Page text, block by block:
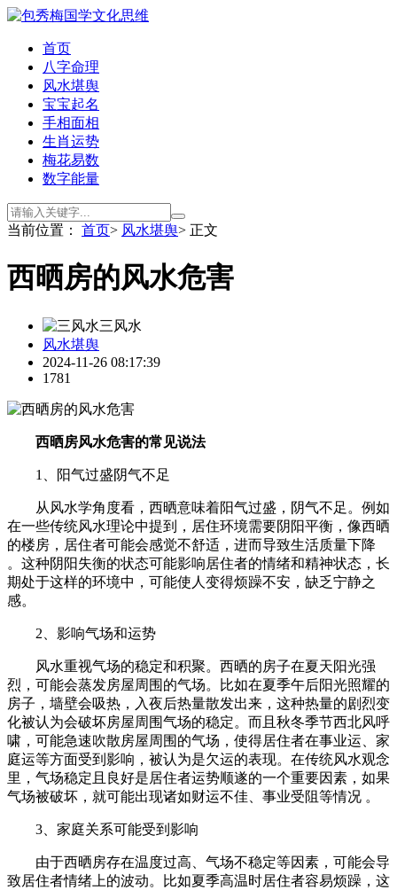
首页
八字命理
风水堪舆
宝宝起名
手相面相
生肖运势
梅花易数
数字能量
当前位置： 首页> 风水堪舆> 正文
西晒房的风水危害
三风水
风水堪舆
2024-11-26 08:17:39
1781
西晒房风水危害的常见说法
1、阳气过盛阴气不足
从风水学角度看，西晒意味着阳气过盛，阴气不足。例如
在一些传统风水理论中提到，居住环境需要阴阳平衡，像西晒
的楼房，居住者可能会感觉不舒适，进而导致生活质量下降
。这种阴阳失衡的状态可能影响居住者的情绪和精神状态，长
期处于这样的环境中，可能使人变得烦躁不安，缺乏宁静之
感。
2、影响气场和运势
风水重视气场的稳定和积聚。西晒的房子在夏天阳光强
烈，可能会蒸发房屋周围的气场。比如在夏季午后阳光照耀的
房子，墙壁会吸热，入夜后热量散发出来，这种热量的剧烈变
化被认为会破坏房屋周围气场的稳定。而且秋冬季节西北风呼
啸，可能急速吹散房屋周围的气场，使得居住者在事业运、家
庭运等方面受到影响，被认为是欠运的表现。在传统风水观念
里，气场稳定且良好是居住者运势顺遂的一个重要因素，如果
气场被破坏，就可能出现诸如财运不佳、事业受阻等情况 。
3、家庭关系可能受到影响
由于西晒房存在温度过高、气场不稳定等因素，可能会导
致居住者情绪上的波动。比如夏季高温时居住者容易烦躁，这